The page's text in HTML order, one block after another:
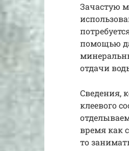
Зачастую
помощью
отдачи
Сведения,
клеевого
время как
то